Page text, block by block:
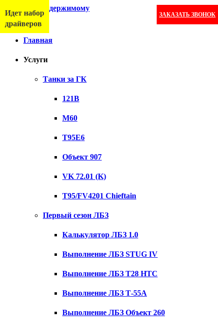
Перейти к содержимому
ЗАКАЗАТЬ ЗВОНОК
Меню
Главная
Услуги
Танки за ГК
121B
M60
T95E6
Объект 907
VK 72.01 (K)
T95/FV4201 Chieftain
Первый сезон ЛБЗ
Калькулятор ЛБЗ 1.0
Выполнение ЛБЗ STUG IV
Выполнение ЛБЗ T28 HTC
Выполнение ЛБЗ Т-55А
Выполнение ЛБЗ Объект 260
Идет набор
драйверов